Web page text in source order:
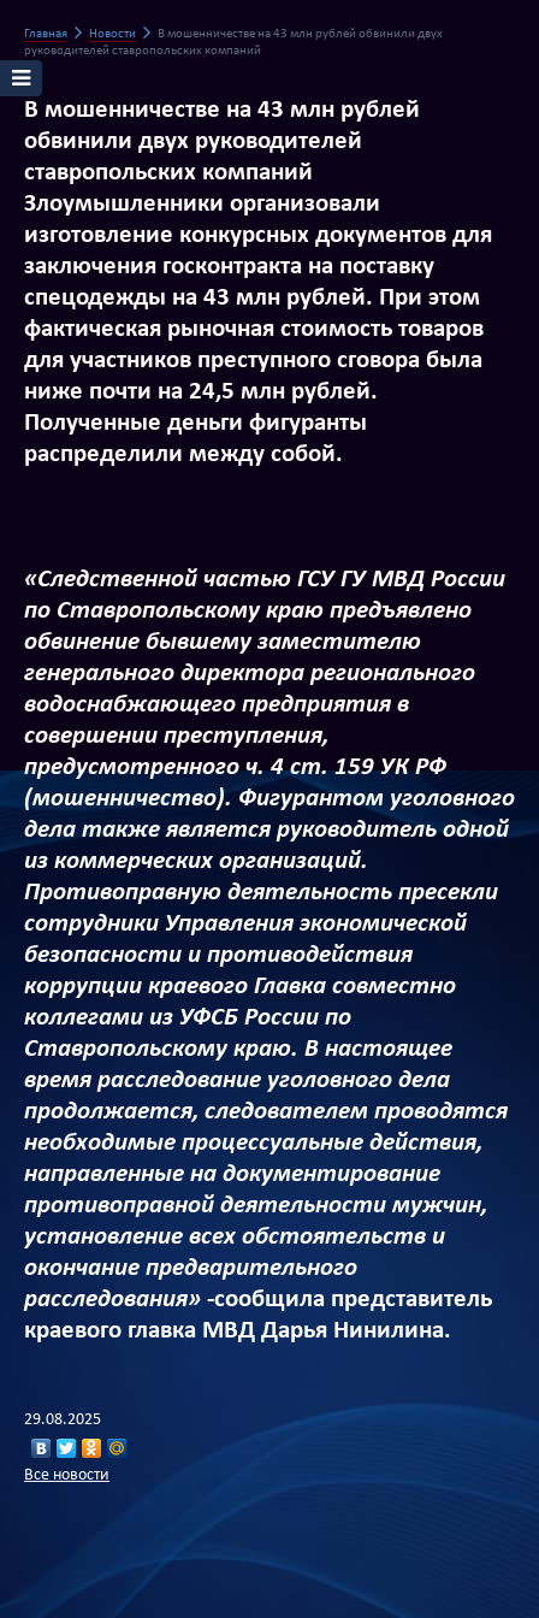
Главная Новости
В мошенничестве на 43 млн рублей обвинили двух
руководителей ставропольских компаний
В мошенничестве на 43 млн рублей
обвинили двух руководителей
ставропольских компаний
Злоумышленники организовали
изготовление конкурсных документов для
заключения госконтракта на поставку
спецодежды на 43 млн рублей. При этом
фактическая рыночная стоимость товаров
для участников преступного сговора была
ниже почти на 24,5 млн рублей.
Полученные деньги фигуранты
распределили между собой.
«Следственной частью ГСУ ГУ МВД России
по Ставропольскому краю предъявлено
обвинение бывшему заместителю
генерального директора регионального
водоснабжающего предприятия в
совершении преступления,
предусмотренного ч. 4 ст. 159 УК РФ
(мошенничество). Фигурантом уголовного
дела также является руководитель одной
из коммерческих организаций.
Противоправную деятельность пресекли
сотрудники Управления экономической
безопасности и противодействия
коррупции краевого Главка совместно
коллегами из УФСБ России по
Ставропольскому краю. В настоящее
время расследование уголовного дела
продолжается, следователем проводятся
необходимые процессуальные действия,
направленные на документирование
противоправной деятельности мужчин,
установление всех обстоятельств и
окончание предварительного
расследования» -сообщила представитель
краевого главка МВД Дарья Нинилина.
29.08.2025
Все новости